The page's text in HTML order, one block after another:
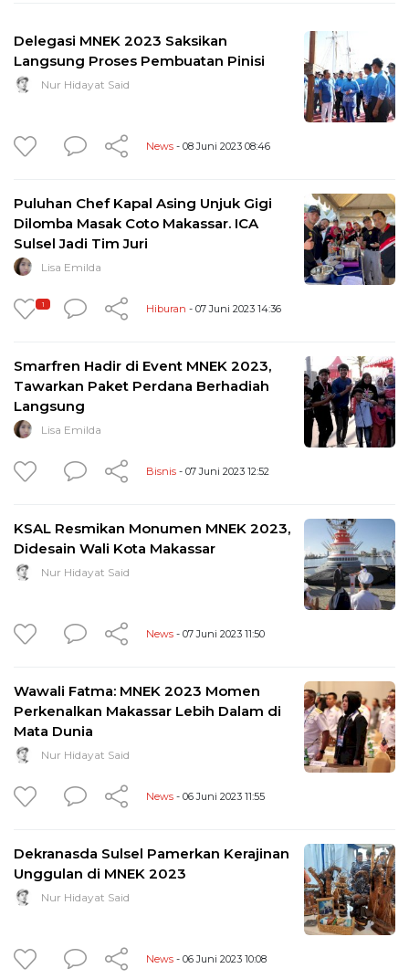
Delegasi MNEK 2023 Saksikan
Langsung Proses Pembuatan Pinisi
Nur Hidayat Said
News - 08 Juni 2023 08:46
Puluhan Chef Kapal Asing Unjuk Gigi
Dilomba Masak Coto Makassar. ICA
Sulsel Jadi Tim Juri
Lisa Emilda
1 Hiburan - 07 Juni 2023 14:36
Smarfren Hadir di Event MNEK 2023,
Tawarkan Paket Perdana Berhadiah
Langsung
Lisa Emilda
Bisnis - 07 Juni 2023 12:52
KSAL Resmikan Monumen MNEK 2023,
Didesain Wali Kota Makassar
Nur Hidayat Said
News - 07 Juni 2023 11:50
Wawali Fatma: MNEK 2023 Momen
Perkenalkan Makassar Lebih Dalam di
Mata Dunia
Nur Hidayat Said
News - 06 Juni 2023 11:55
Dekranasda Sulsel Pamerkan Kerajinan
Unggulan di MNEK 2023
Nur Hidayat Said
News - 06 Juni 2023 10:08